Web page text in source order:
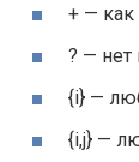
+ — как
? — нет
{i} —
{i,j} —